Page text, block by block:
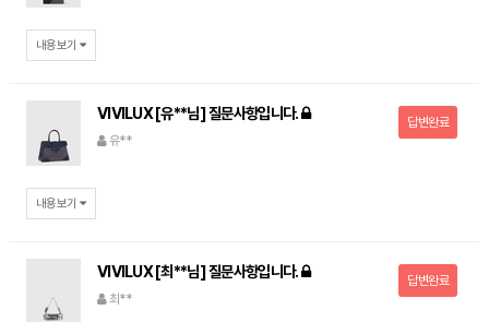
내용보기
VIVILUX [유**님] 질문사항입니다.
답변완료
유**
내용보기
VIVILUX [최**님] 질문사항입니다.
답변완료
최**